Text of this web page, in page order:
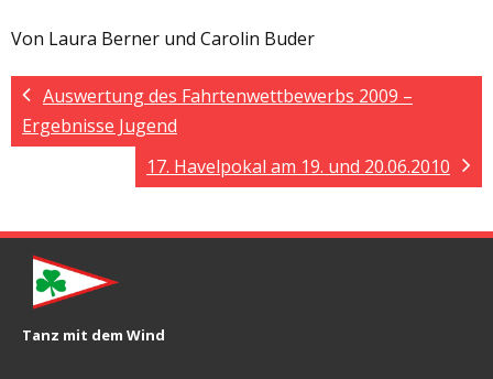
Von Laura Berner und Carolin Buder
Auswertung des Fahrtenwettbewerbs 2009 –
Ergebnisse Jugend
17. Havelpokal am 19. und 20.06.2010
Tanz mit dem Wind